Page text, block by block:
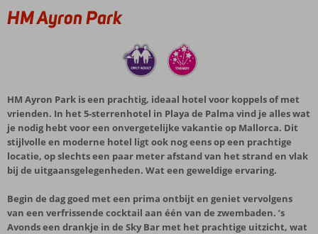
HM Ayron Park
HM Ayron Park is een prachtig, ideaal hotel voor koppels of met
vrienden. In het 5-sterrenhotel in Playa de Palma vind je alles wat
je nodig hebt voor een onvergetelijke vakantie op Mallorca. Dit
stijlvolle en moderne hotel ligt ook nog eens op een prachtige
locatie, op slechts een paar meter afstand van het strand en vlak
bij de uitgaansgelegenheden. Wat een geweldige ervaring.
Begin de dag goed met een prima ontbijt en geniet vervolgens
van een verfrissende cocktail aan één van de zwembaden. ’s
Avonds een drankje in de Sky Bar met het prachtige uitzicht, wat